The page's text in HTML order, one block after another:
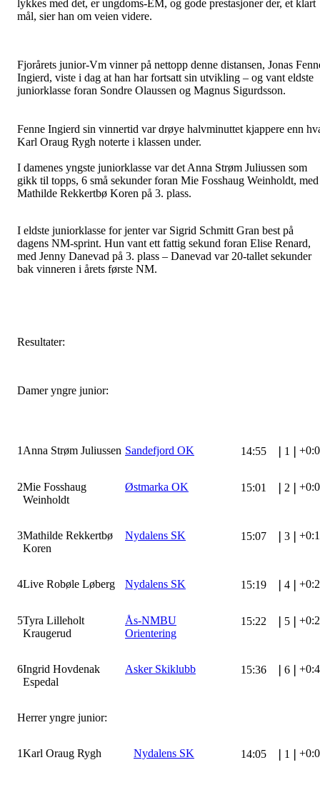
lykkes med det, er ungdoms-EM, og gode prestasjoner der, et klart
mål, sier han om veien videre.
Fjorårets junior-Vm vinner på nettopp denne distansen, Jonas
Ingierd, viste i dag at han har fortsatt sin utvikling – og vant eldste
juniorklasse foran Sondre Olaussen og Magnus Sigurdsson.
Fenne Ingierd sin vinnertid var drøye halvminuttet kjappere enn
Karl Oraug Rygh noterte i klassen under.
I damenes yngste juniorklasse var det Anna Strøm Juliussen som
gikk til topps, 6 små sekunder foran Mie Fosshaug Weinholdt, med
Mathilde Rekkertbø Koren på 3. plass.
I eldste juniorklasse for jenter var Sigrid Schmitt Gran best på
dagens NM-sprint. Hun vant ett fattig sekund foran Elise Renard,
med Jenny Danevad på 3. plass – Danevad var 20-tallet sekunder
bak vinneren i årets første NM.
Resultater:
Damer yngre junior:
1 Anna Strøm Juliussen Sandefjord OK 14:55 1
2Mie Fosshaug
Weinholdt
Østmarka OK 15:01 2
3Mathilde Rekkertbø
Koren
Nydalens SK 15:07 3
4Live Robøle Løberg Nydalens SK 15:19 4
5Tyra Lilleholt
Kraugerud
Ås-NMBU
Orientering
15:22 5
6Ingrid Hovdenak
Espedal
Asker Skiklubb 15:36 6
Herrer yngre junior:
1Karl Oraug Rygh Nydalens SK 14:05 1